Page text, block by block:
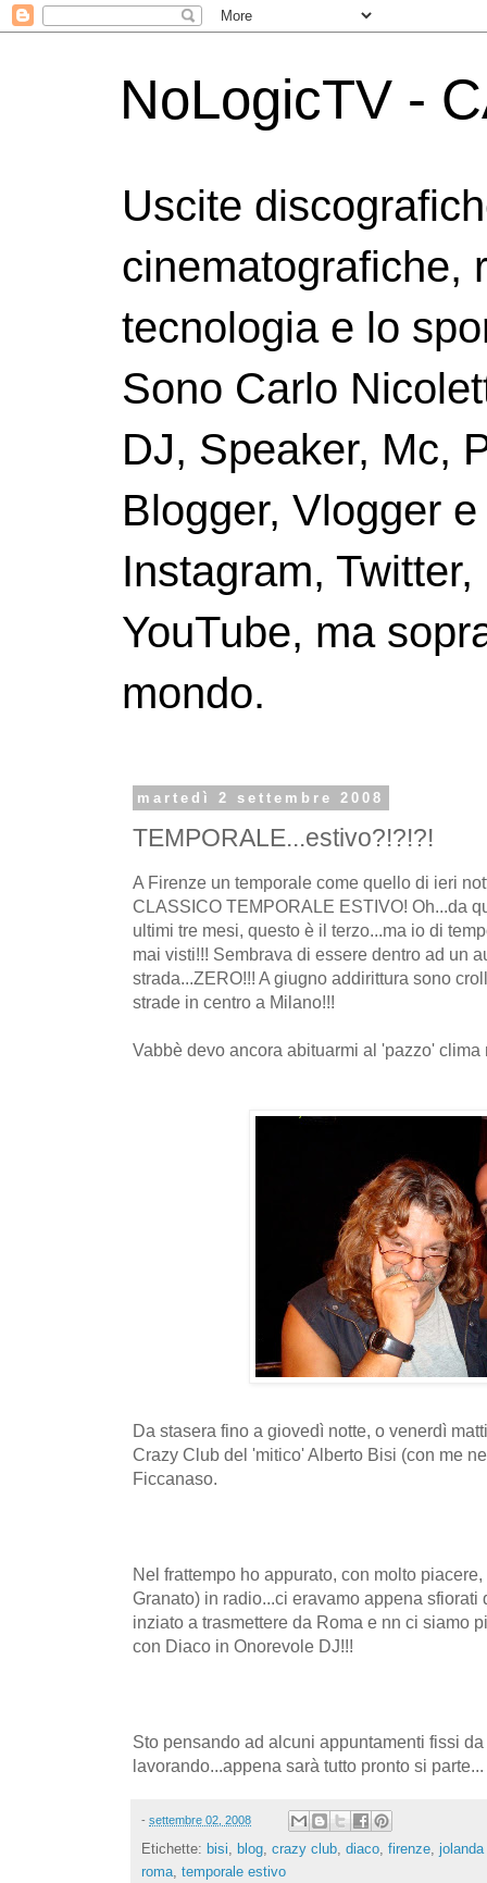
NoLogicTV -
Uscite
cinematografiche,
tecnologia e lo
Sono Carlo
DJ, Speaker, Mc,
Blogger, Vlogger
Instagram,
YouTube, ma
mondo.
martedì 2 settembre 2008
TEMPORALE...estivo?!?!?!
A Firenze un temporale come quello di ieri
CLASSICO TEMPORALE ESTIVO! Oh...da
ultimi tre mesi, questo è il terzo...ma io di
mai visti!!! Sembrava di essere dentro ad un
strada...ZERO!!! A giugno addirittura sono
strade in centro a Milano!!!
Vabbè devo ancora abituarmi al 'pazzo' clima
Da stasera fino a giovedì notte, o venerdì
Crazy Club del 'mitico' Alberto Bisi (con me
Ficcanaso.
Nel frattempo ho appurato, con molto
Granato) in radio...ci eravamo appena sfiorati
inziato a trasmettere da Roma e nn ci siamo
con Diaco in Onorevole DJ!!!
Sto pensando ad alcuni appuntamenti fissi
lavorando...appena sarà tutto pronto si
- settembre 02, 2008
Etichette: bisi, blog, crazy club, diaco, firenze,
roma, temporale estivo